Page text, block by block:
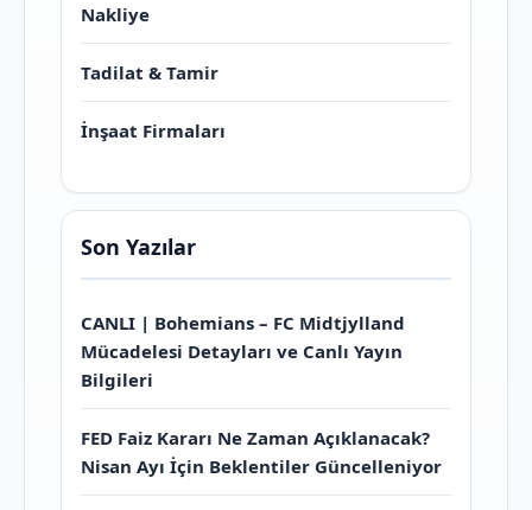
Nakliye
Tadilat & Tamir
İnşaat Firmaları
Son Yazılar
CANLI | Bohemians – FC Midtjylland
Mücadelesi Detayları ve Canlı Yayın
Bilgileri
FED Faiz Kararı Ne Zaman Açıklanacak?
Nisan Ayı İçin Beklentiler Güncelleniyor